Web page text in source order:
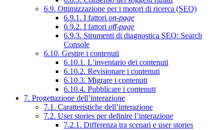
6.9. Ottimizzazione per i motori di ricerca (SEO)
6.9.1. I fattori on-page
6.9.2. I fattori off-page
6.9.3. Strumenti di diagnostica SEO: Search
Console
6.10. Gestire i contenuti
6.10.1. L’inventario dei contenuti
6.10.2. Revisionare i contenuti
6.10.3. Migrare i contenuti
6.10.4. Pubblicare i contenuti
7. Progettazione dell’interazione
7.1. Caratteristiche dell’interazione
7.2. User stories per definire l’interazione
7.2.1. Differenza tra scenari e user stories